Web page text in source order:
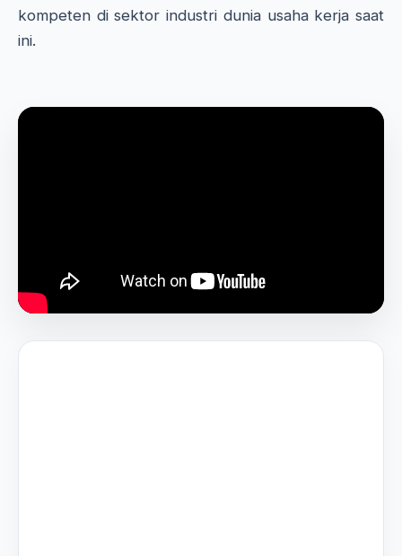
kompeten di sektor industri dunia usaha kerja saat
ini.